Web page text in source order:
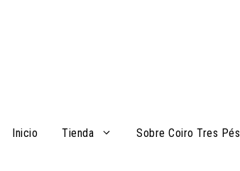
Inicio Tienda Sobre Coiro Tres Pés